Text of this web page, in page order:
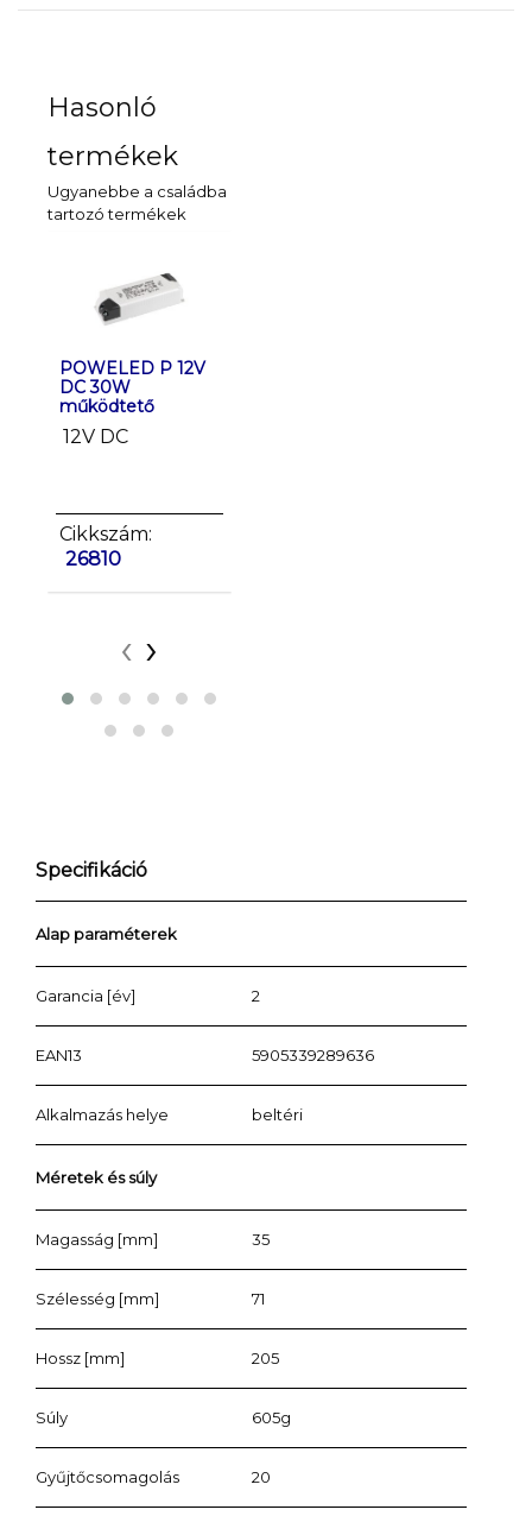
Hasonló
termékek
Ugyanebbe a családba
tartozó termékek
POWELED P 12V
DC 30W
működtető
12V DC
Cikkszám:
26810
‹ ›
Specifikáció
Alap paraméterek
Garancia [év] 2
EAN13 5905339289636
Alkalmazás helye beltéri
Méretek és súly
Magasság [mm] 35
Szélesség [mm] 71
Hossz [mm] 205
Súly 605g
Gyűjtőcsomagolás 20